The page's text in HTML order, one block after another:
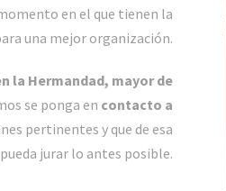
en el que tienen la
una mejor organización.
la Hermandad, mayor de
se ponga en contacto a
pertinentes y que de esa
jurar lo antes posible.